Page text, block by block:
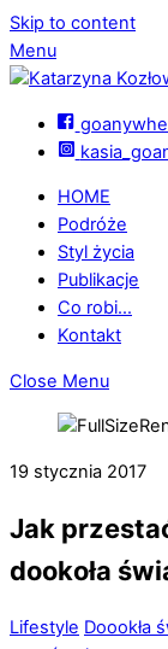
Skip to content
Menu
HOME
Podróże
Styl życia
Publikacje
Co robi…
Kontakt
Close Menu
19 stycznia 2017
Jak
dookoła
Lifestyle Doookła